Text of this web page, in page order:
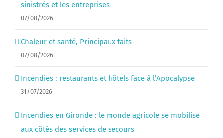
sinistrés et les entreprises
07/08/2026
Chaleur et santé, Principaux faits
07/08/2026
Incendies : restaurants et hôtels face à l’Apocalypse
31/07/2026
Incendies en Gironde : le monde agricole se mobilise
aux côtés des services de secours